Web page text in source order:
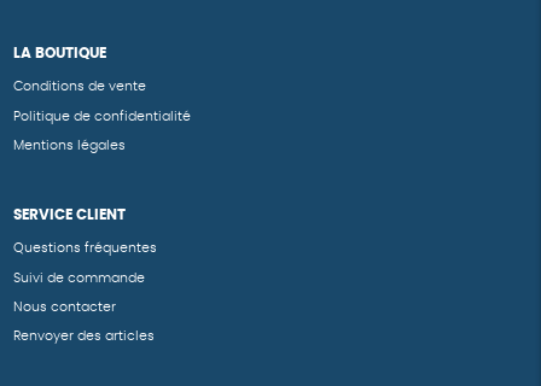
LA BOUTIQUE
Conditions de vente
Politique de confidentialité
Mentions légales
SERVICE CLIENT
Questions fréquentes
Suivi de commande
Nous contacter
Renvoyer des articles